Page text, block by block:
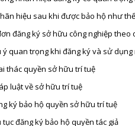
hiệu sau khi được bảo hộ như
đăng ký sở hữu công nghiệp theo
ý quan trọng khi đăng ký và sử dụng
thác quyền sở hữu trí tuệ
luật về sở hữu trí tuệ
ký bảo hộ quyền sở hữu trí tuệ
tục đăng ký bảo hộ quyền tác giả